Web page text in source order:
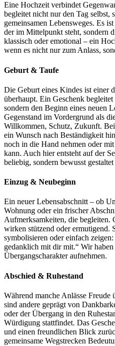
Eine Hochzeit verbindet
begleitet nicht nur den Tag selbst,
gemeinsamen Lebensweges. Es
der im Mittelpunkt steht, sondern
klassisch oder emotional – ein
wenn es nicht nur zum Anlass,
Geburt & Taufe
Die Geburt eines Kindes ist einer
überhaupt. Ein Geschenk
sondern den Beginn eines neuen
Gegenstand im Vordergrund als
Willkommen, Schutz, Zukunft.
ein Wunsch nach Beständigkeit
noch in die Hand nehmen oder
kann. Auch hier entsteht auf der
beliebig, sondern bewusst gestaltet
Einzug & Neubeginn
Ein neuer Lebensabschnitt – ob
Wohnung oder ein frischer
Aufmerksamkeiten, die begleiten.
wirken stützend oder ermutigend.
symbolisieren oder einfach
gedanklich mit dir mit.“ Wir
Übergangscharakter aufnehmen.
Abschied & Ruhestand
Während manche Anlässe Freude
sind andere geprägt von
oder der Übergang in den
Würdigung stattfindet. Das
und einen freundlichen Blick
gemeinsame Wegstrecken